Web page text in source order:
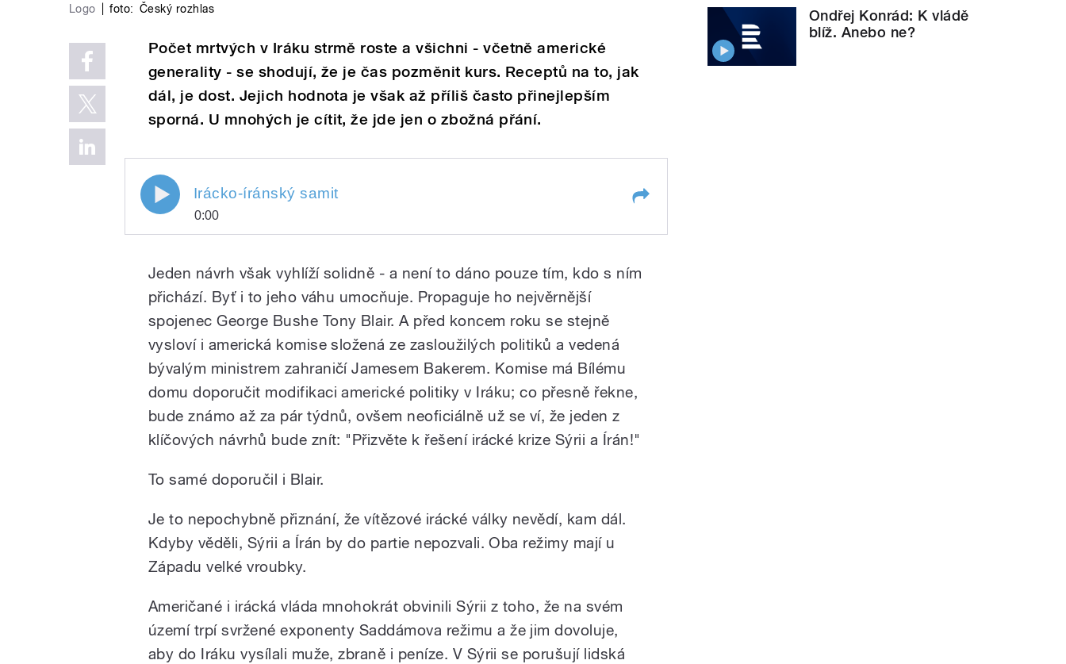
Logo foto: Český rozhlas
Počet mrtvých v Iráku strmě roste a všichni - včetně americké
generality - se shodují, že je čas pozměnit kurs. Receptů na to, jak
dál, je dost. Jejich hodnota je však až příliš často přinejlepším
sporná. U mnohých je cítit, že jde jen o zbožná přání.
pause
Irácko-íránský samit
0:00
Jeden návrh však vyhlíží solidně - a není to dáno pouze tím, kdo s ním
přichází. Byť i to jeho váhu umocňuje. Propaguje ho nejvěrnější
spojenec George Bushe Tony Blair. A před koncem roku se stejně
vysloví i americká komise složená ze zasloužilých politiků a vedená
bývalým ministrem zahraničí Jamesem Bakerem. Komise má Bílému
domu doporučit modifikaci americké politiky v Iráku; co přesně řekne,
bude známo až za pár týdnů, ovšem neoficiálně už se ví, že jeden z
klíčových návrhů bude znít: "Přizvěte k řešení irácké krize Sýrii a Írán!"
To samé doporučil i Blair.
Je to nepochybně přiznání, že vítězové irácké války nevědí, kam dál.
Kdyby věděli, Sýrii a Írán by do partie nepozvali. Oba režimy mají u
Západu velké vroubky.
Američané i irácká vláda mnohokrát obvinili Sýrii z toho, že na svém
území trpí svržené exponenty Saddámova režimu a že jim dovoluje,
aby do Iráku vysílali muže, zbraně i peníze. V Sýrii se porušují lidská
Ondřej Konrád: K vládě
blíž. Anebo ne?